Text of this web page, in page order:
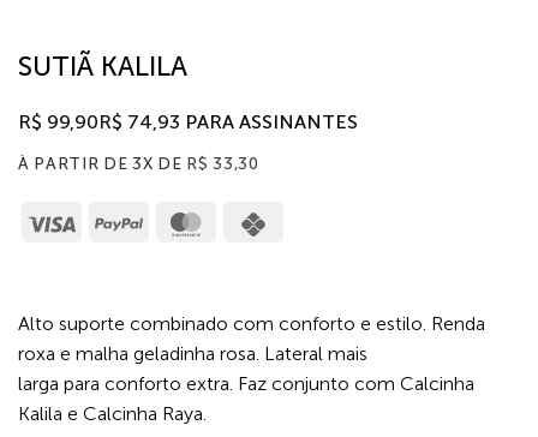
SUTIÃ KALILA
R$ 99,90R$ 74,93 PARA ASSINANTES
À PARTIR DE 3X DE R$ 33,30
Visa PayPal MasterCard
Alto suporte combinado com conforto e estilo. Renda
roxa e malha geladinha rosa. Lateral mais
larga para conforto extra. Faz conjunto com Calcinha
Kalila e Calcinha Raya.